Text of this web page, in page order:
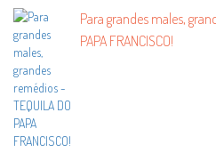
Para grandes males,
PAPA FRANCISCO!